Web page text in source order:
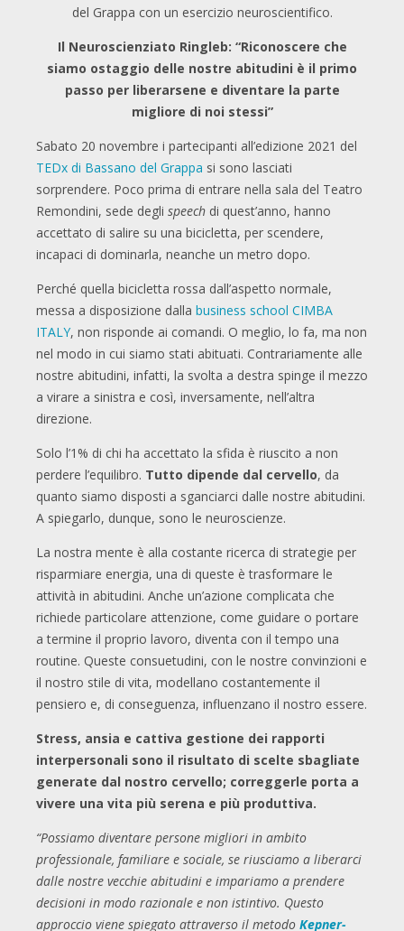
del Grappa con un esercizio neuroscientifico.
Il Neuroscienziato Ringleb: “Riconoscere che
siamo ostaggio delle nostre abitudini è il primo
passo per liberarsene e diventare la parte
migliore di noi stessi”
Sabato 20 novembre i partecipanti all’edizione 2021 del
TEDx di Bassano del Grappa si sono lasciati
sorprendere. Poco prima di entrare nella sala del Teatro
Remondini, sede degli speech di quest’anno, hanno
accettato di salire su una bicicletta, per scendere,
incapaci di dominarla, neanche un metro dopo.
Perché quella bicicletta rossa dall’aspetto normale,
messa a disposizione dalla business school CIMBA
ITALY, non risponde ai comandi. O meglio, lo fa, ma non
nel modo in cui siamo stati abituati. Contrariamente alle
nostre abitudini, infatti, la svolta a destra spinge il mezzo
a virare a sinistra e così, inversamente, nell’altra
direzione.
Solo l’1% di chi ha accettato la sfida è riuscito a non
perdere l’equilibro. Tutto dipende dal cervello, da
quanto siamo disposti a sganciarci dalle nostre abitudini.
A spiegarlo, dunque, sono le neuroscienze.
La nostra mente è alla costante ricerca di strategie per
risparmiare energia, una di queste è trasformare le
attività in abitudini. Anche un’azione complicata che
richiede particolare attenzione, come guidare o portare
a termine il proprio lavoro, diventa con il tempo una
routine. Queste consuetudini, con le nostre convinzioni e
il nostro stile di vita, modellano costantemente il
pensiero e, di conseguenza, influenzano il nostro essere.
Stress, ansia e cattiva gestione dei rapporti
interpersonali sono il risultato di scelte sbagliate
generate dal nostro cervello; correggerle porta a
vivere una vita più serena e più produttiva.
“Possiamo diventare persone migliori in ambito
professionale, familiare e sociale, se riusciamo a liberarci
dalle nostre vecchie abitudini e impariamo a prendere
decisioni in modo razionale e non istintivo. Questo
approccio viene spiegato attraverso il metodo Kepner-